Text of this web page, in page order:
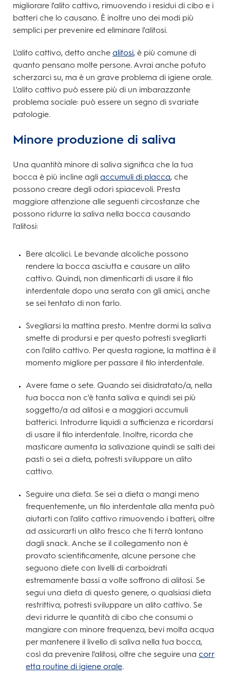
migliorare l'alito cattivo, rimuovendo i residui di cibo e i
batteri che lo causano. È inoltre uno dei modi più
semplici per prevenire ed eliminare l'alitosi.
L'alito cattivo, detto anche alitosi, è più comune di
quanto pensano molte persone. Avrai anche potuto
scherzarci su, ma è un grave problema di igiene orale.
L'alito cattivo può essere più di un imbarazzante
problema sociale: può essere un segno di svariate
patologie.
Minore produzione di saliva
Una quantità minore di saliva significa che la tua
bocca è più incline agli accumuli di placca, che
possono creare degli odori spiacevoli. Presta
maggiore attenzione alle seguenti circostanze che
possono ridurre la saliva nella bocca causando
l'alitosi:
Bere alcolici. Le bevande alcoliche possono
rendere la bocca asciutta e causare un alito
cattivo. Quindi, non dimenticarti di usare il filo
interdentale dopo una serata con gli amici, anche
se sei tentato di non farlo.
Svegliarsi la mattina presto. Mentre dormi la saliva
smette di prodursi e per questo potresti svegliarti
con l'alito cattivo. Per questa ragione, la mattina è il
momento migliore per passare il filo interdentale.
Avere fame o sete. Quando sei disidratato/a, nella
tua bocca non c'è tanta saliva e quindi sei più
soggetto/a ad alitosi e a maggiori accumuli
batterici. Introdurre liquidi a sufficienza e ricordarsi
di usare il filo interdentale. Inoltre, ricorda che
masticare aumenta la salivazione quindi se salti dei
pasti o sei a dieta, potresti sviluppare un alito
cattivo.
Seguire una dieta. Se sei a dieta o mangi meno
frequentemente, un filo interdentale alla menta può
aiutarti con l'alito cattivo rimuovendo i batteri, oltre
ad assicurarti un alito fresco che ti terrà lontano
dagli snack. Anche se il collegamento non è
provato scientificamente, alcune persone che
seguono diete con livelli di carboidrati
estremamente bassi a volte soffrono di alitosi. Se
segui una dieta di questo genere, o qualsiasi dieta
restrittiva, potresti sviluppare un alito cattivo. Se
devi ridurre le quantità di cibo che consumi o
mangiare con minore frequenza, bevi molta acqua
per mantenere il livello di saliva nella tua bocca,
così da prevenire l'alitosi, oltre che seguire una corr
etta routine di igiene orale.